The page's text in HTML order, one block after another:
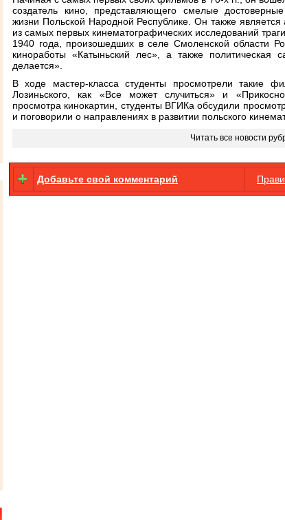
создатель кино, представляющего смелые достоверные
жизни Польской Народной Республике. Он также является
из самых первых кинематографических исследований
1940 года, произошедших в селе Смоленской области
киноработы «Катыньский лес», а также политическая
делается».
В ходе мастер-класса студенты просмотрели такие
Лозиньского, как «Все может случиться» и
просмотра кинокартин, студенты ВГИКа обсудили
и поговорили о направлениях в развитии польского
Читать все новости
Добавьте свой комментарий